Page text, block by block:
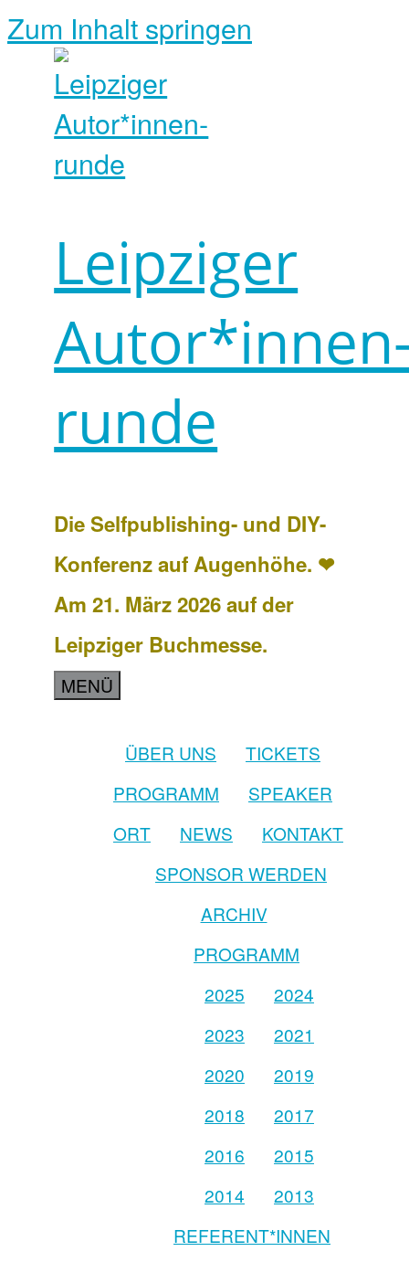
Zum Inhalt springen
Leipziger
runde
Die Selfpublishing- und DIY-
Konferenz auf Augenhöhe. ❤
Am 21. März 2026 auf der
Leipziger Buchmesse.
MENÜ
ÜBER UNS
TICKETS
PROGRAMM
SPEAKER
ORT
NEWS
KONTAKT
SPONSOR WERDEN
ARCHIV
PROGRAMM
2025
2024
2023
2021
2020
2019
2018
2017
2016
2015
2014
2013
REFERENT*INNEN